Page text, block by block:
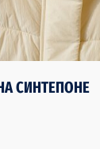
СИНТЕПОНЕ